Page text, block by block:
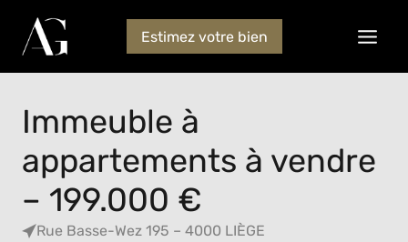
Estimez votre bien
Immeuble à
appartements à vendre
– 199.000 €
Rue Basse-Wez 195 – 4000 LIÈGE